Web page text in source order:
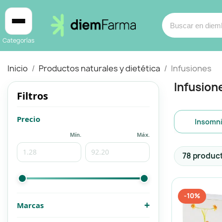
Categorías
Bebé y mamá
Productos naturales y dietética
Bebé y mamá
Productos naturales y dietética
Inicio Productos naturales y dietética Infusiones
Filtros
Precio
Mín. Máx.
Marcas +
78
-10%